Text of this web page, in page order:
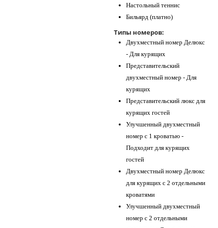
Настольный теннис
Бильярд (платно)
Типы номеров:
Двухместный номер Делюкс
- Для курящих
Представительский
двухместный номер - Для
курящих
Представительский люкс для
курящих гостей
Улучшенный двухместный
номер с 1 кроватью -
Подходит для курящих
гостей
Двухместный номер Делюкс
для курящих с 2 отдельными
кроватями
Улучшенный двухместный
номер с 2 отдельными